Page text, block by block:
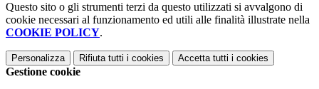
Questo sito o gli strumenti terzi da questo utilizzati si avvalgono di
cookie necessari al funzionamento ed utili alle finalità illustrate nella
COOKIE POLICY.
Personalizza Rifiuta tutti i cookies Accetta tutti i cookies
Gestione cookie